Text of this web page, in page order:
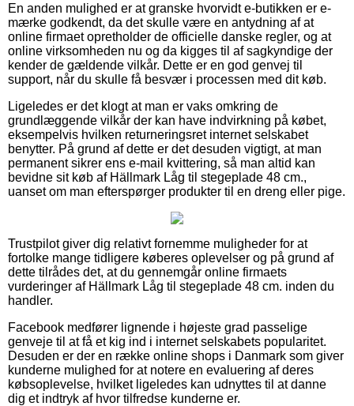
En anden mulighed er at granske hvorvidt e-butikken er e-
mærke godkendt, da det skulle være en antydning af at
online firmaet opretholder de officielle danske regler, og at
online virksomheden nu og da kigges til af sagkyndige der
kender de gældende vilkår. Dette er en god genvej til
support, når du skulle få besvær i processen med dit køb.
Ligeledes er det klogt at man er vaks omkring de
grundlæggende vilkår der kan have indvirkning på købet,
eksempelvis hvilken returneringsret internet selskabet
benytter. På grund af dette er det desuden vigtigt, at man
permanent sikrer ens e-mail kvittering, så man altid kan
bevidne sit køb af Hällmark Låg til stegeplade 48 cm.,
uanset om man efterspørger produkter til en dreng eller pige.
Trustpilot giver dig relativt fornemme muligheder for at
fortolke mange tidligere køberes oplevelser og på grund af
dette tilrådes det, at du gennemgår online firmaets
vurderinger af Hällmark Låg til stegeplade 48 cm. inden du
handler.
Facebook medfører lignende i højeste grad passelige
genveje til at få et kig ind i internet selskabets popularitet.
Desuden er der en række online shops i Danmark som giver
kunderne mulighed for at notere en evaluering af deres
købsoplevelse, hvilket ligeledes kan udnyttes til at danne
dig et indtryk af hvor tilfredse kunderne er.